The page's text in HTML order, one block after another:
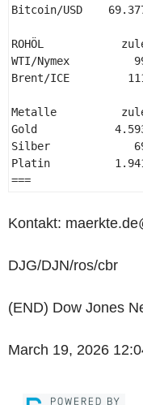
Bitcoin/USD
ROHÖL
WTI/Nymex
Brent/ICE
Metalle
Gold
Silber
Platin
===
Kontakt:
DJG/DJN/ros/cbr
(END) Dow Jones
March 19, 2026